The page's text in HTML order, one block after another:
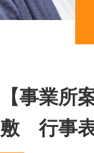
【事業
敷 行事